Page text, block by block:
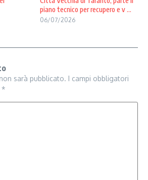
piano tecnico per recupero e v ...
06/07/2026
sarà pubblicato. I campi obbligatori
*